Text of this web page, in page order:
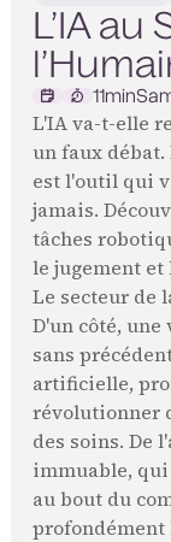
L’IA au
11min
L'IA va-t-elle
un faux
est l'outil qui
jamais.
tâches
le jugement et
Le secteur de
D'un côté,
sans
artificielle,
révolutionner
des soins. De
immuable, qui
au bout du
profondément